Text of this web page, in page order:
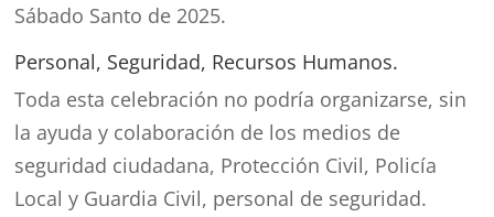
Sábado Santo de 2025.
Personal, Seguridad, Recursos Humanos.
Toda esta celebración no podría organizarse, sin
la ayuda y colaboración de los medios de
seguridad ciudadana, Protección Civil, Policía
Local y Guardia Civil, personal de seguridad.